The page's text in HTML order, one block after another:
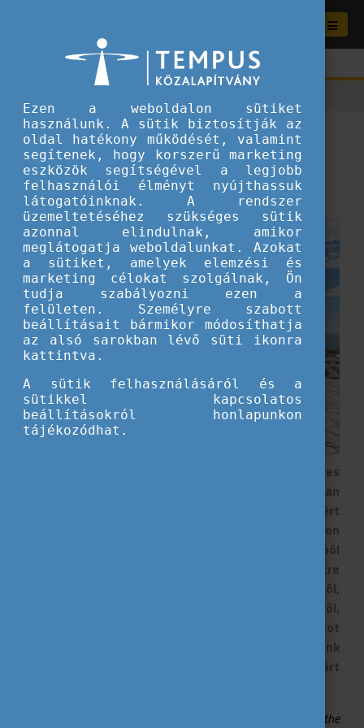
Ifjúsági csere Morairában
2026.05.14.
Ifjúsági csere
2026 tavaszán részt vettünk egy egyhetes
Erasmus+ ifjúsági cserén Moraira városában
Spanyolországban, ahol a Fiatalok a részvételért
Egyesületet képviseltük. Már az első naptól nagyon
jó volt a hangulat, mert sok különböző országból
érkezett fiatallal ismerkedhettünk meg. A projektre
érkeztek Spanyolországból, Portugáliából,
Csehországból, Lengyelországból, Horvátországból,
és mi Magyarországról. Nagyon jó csapatot
alkottunk így 5-en a srácokkal. Repülővel érkeztünk
meg Alicantéba és onnan egy 2 órás buszozás várt
youth democracy and inclusion in the
Ezen a weboldalon sütiket
használunk. A sütik biztosítják az
oldal hatékony működését, valamint
segítenek, hogy korszerű marketing
eszközök segítségével a legjobb
felhasználói élményt nyújthassuk
látogatóinknak. A rendszer
üzemeltetéséhez szükséges sütik
azonnal elindulnak, amikor
meglátogatja weboldalunkat. Azokat
a sütiket, amelyek elemzési és
marketing célokat szolgálnak, Ön
tudja szabályozni ezen a
felületen. Személyre szabott
beállításait bármikor módosíthatja
az alsó sarokban lévő süti ikonra
kattintva.
A sütik felhasználásáról és a
sütikkel kapcsolatos
beállításokról honlapunkon
tájékozódhat.